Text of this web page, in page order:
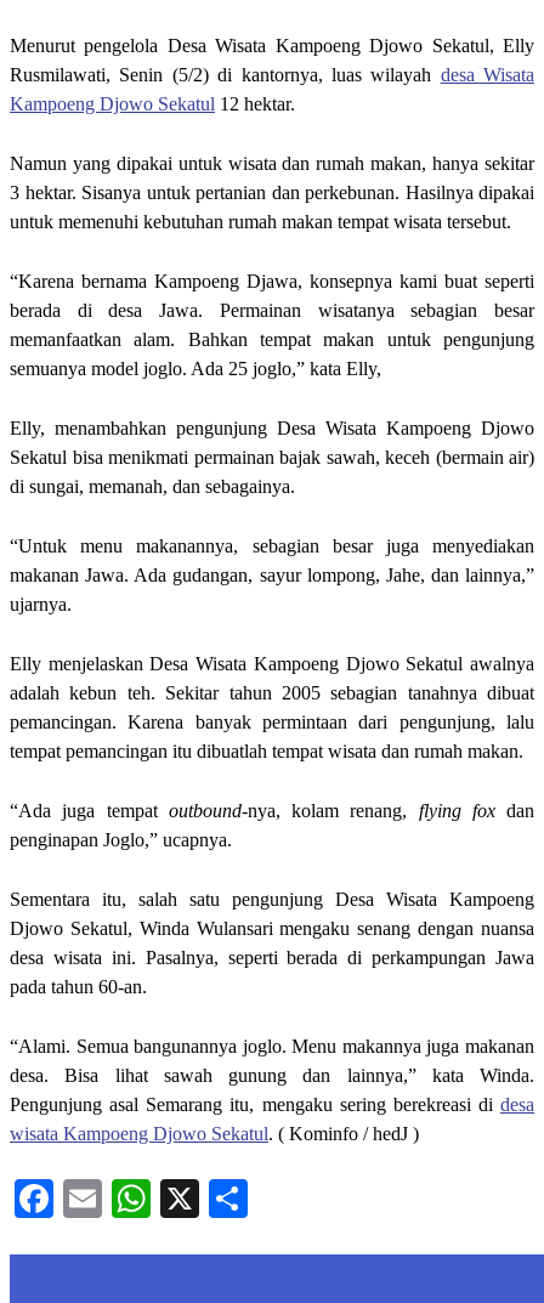
Menurut pengelola Desa Wisata Kampoeng Djowo Sekatul, Elly
Rusmilawati, Senin (5/2) di kantornya, luas wilayah desa Wisata
Kampoeng Djowo Sekatul 12 hektar.
Namun yang dipakai untuk wisata dan rumah makan, hanya sekitar
3 hektar. Sisanya untuk pertanian dan perkebunan. Hasilnya dipakai
untuk memenuhi kebutuhan rumah makan tempat wisata tersebut.
“Karena bernama Kampoeng Djawa, konsepnya kami buat seperti
berada di desa Jawa. Permainan wisatanya sebagian besar
memanfaatkan alam. Bahkan tempat makan untuk pengunjung
semuanya model joglo. Ada 25 joglo,” kata Elly,
Elly, menambahkan pengunjung Desa Wisata Kampoeng Djowo
Sekatul bisa menikmati permainan bajak sawah, keceh (bermain air)
di sungai, memanah, dan sebagainya.
“Untuk menu makanannya, sebagian besar juga menyediakan
makanan Jawa. Ada gudangan, sayur lompong, Jahe, dan lainnya,”
ujarnya.
Elly menjelaskan Desa Wisata Kampoeng Djowo Sekatul awalnya
adalah kebun teh. Sekitar tahun 2005 sebagian tanahnya dibuat
pemancingan. Karena banyak permintaan dari pengunjung, lalu
tempat pemancingan itu dibuatlah tempat wisata dan rumah makan.
“Ada juga tempat outbound-nya, kolam renang, flying foxdan
penginapan Joglo,” ucapnya.
Sementara itu, salah satu pengunjung Desa Wisata Kampoeng
Djowo Sekatul, Winda Wulansari mengaku senang dengan nuansa
desa wisata ini. Pasalnya, seperti berada di perkampungan Jawa
pada tahun 60-an.
“Alami. Semua bangunannya joglo. Menu makannya juga makanan
desa. Bisa lihat sawah gunung dan lainnya,” kata Winda.
Pengunjung asal Semarang itu, mengaku sering berekreasi di desa
wisata Kampoeng Djowo Sekatul. ( Kominfo / hedJ )
Facebook
EmailWhatsApp
X